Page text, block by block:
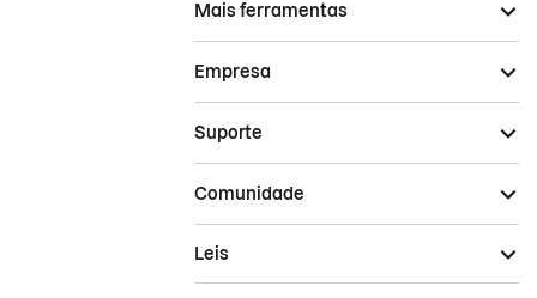
Mais ferramentas
Empresa
Suporte
Comunidade
Leis